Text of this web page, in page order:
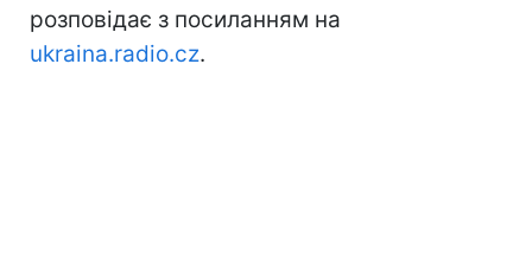
розповідає з посиланням на
ukraina.radio.cz.